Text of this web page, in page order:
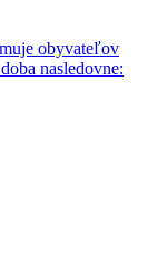
obyvateľov
nasledovne: